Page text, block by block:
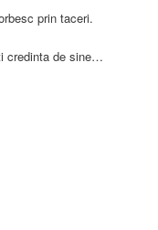
prin taceri.
credinta de sine…